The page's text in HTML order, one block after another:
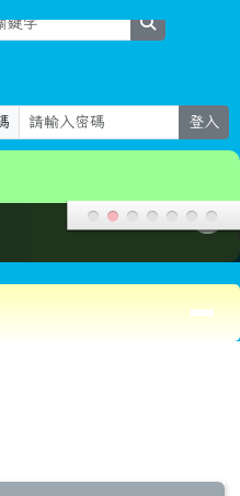
search
登入
創傷知情模式」第3梯次研